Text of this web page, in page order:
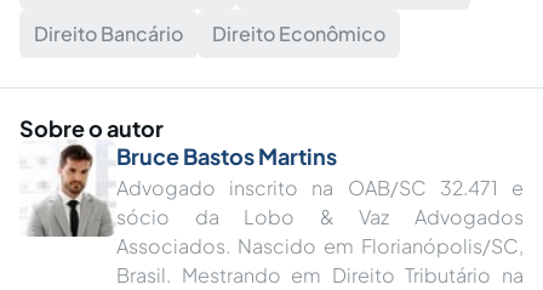
Direito Bancário
Direito Econômico
Sobre o autor
Bruce Bastos Martins
Advogado inscrito na OAB/SC 32.471 e
sócio da Lobo & Vaz Advogados
Associados. Nascido em Florianópolis/SC,
Brasil. Mestrando em Direito Tributário na